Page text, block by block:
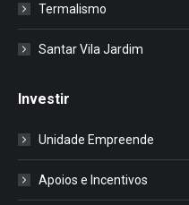
Termalismo
Santar Vila Jardim
Investir
Unidade Empreende
Apoios e Incentivos